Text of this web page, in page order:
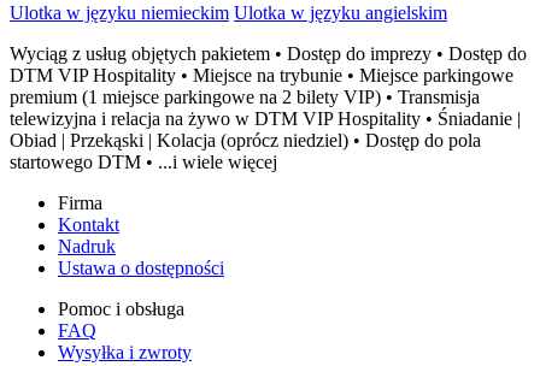
Ulotka w języku niemieckim Ulotka w języku angielskim
Wyciąg z usług objętych pakietem • Dostęp do imprezy • Dostęp do
DTM VIP Hospitality • Miejsce na trybunie • Miejsce parkingowe
premium (1 miejsce parkingowe na 2 bilety VIP) • Transmisja
telewizyjna i relacja na żywo w DTM VIP Hospitality • Śniadanie |
Obiad | Przekąski | Kolacja (oprócz niedziel) • Dostęp do pola
startowego DTM • ...i wiele więcej
Firma
Kontakt
Nadruk
Ustawa o dostępności
Pomoc i obsługa
FAQ
Wysyłka i zwroty